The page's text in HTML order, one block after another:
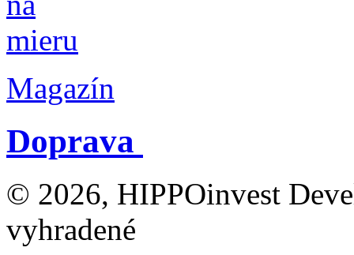
Magazín
Doprava
© 2026, HIPPOinvest
vyhradené